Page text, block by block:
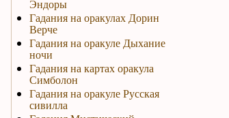
Эндоры
Гадания на оракулах Дорин
Верче
Гадания на оракуле Дыхание
ночи
Гадания на картах оракула
Симболон
Гадания на оракуле Русская
сивилла